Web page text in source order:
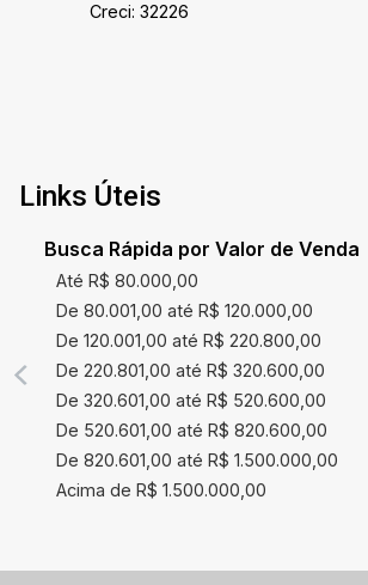
Creci: 32226
Links Úteis
Busca Rápida por Valor de Venda
Até R$ 80.000,00
De 80.001,00 até R$ 120.000,00
De 120.001,00 até R$ 220.800,00
De 220.801,00 até R$ 320.600,00
De 320.601,00 até R$ 520.600,00
De 520.601,00 até R$ 820.600,00
De 820.601,00 até R$ 1.500.000,00
Acima de R$ 1.500.000,00